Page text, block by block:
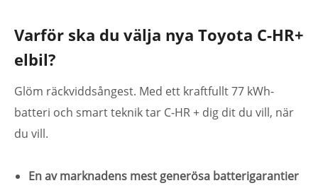
Varför ska du välja nya Toyota C-HR+
elbil?
Glöm räckviddsångest. Med ett kraftfullt 77 kWh-
batteri och smart teknik tar C-HR + dig dit du vill, när
du vill.
En av marknadens mest generösa batterigarantier